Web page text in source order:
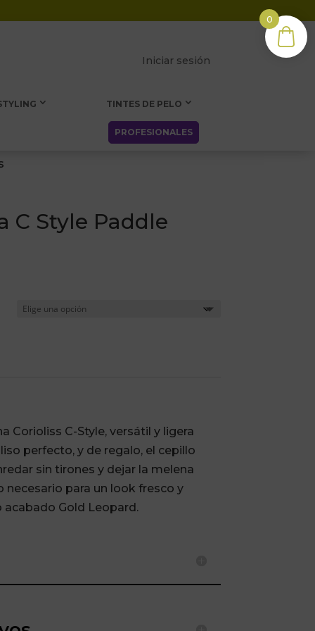
Iniciar sesión
TINTES DE PELO
PROFESIONALES
C Style Paddle
Corioliss C-Style, versátil y ligera
perfecto, y de regalo, el cepillo
sin tirones y dejar la melena
necesario para un look fresco y
acabado Gold Leopard.
0